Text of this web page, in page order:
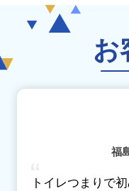
お
福
トイレつまりで